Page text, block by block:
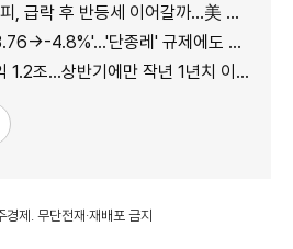
반등세 이어갈까…美 CPI·외국인 수급 '촉각'
종레' 규제에도 여전히 롤러코스터 타는 코스피
…상반기에만 작년 1년치 이익만큼 벌었다
제. 무단전재·재배포 금지